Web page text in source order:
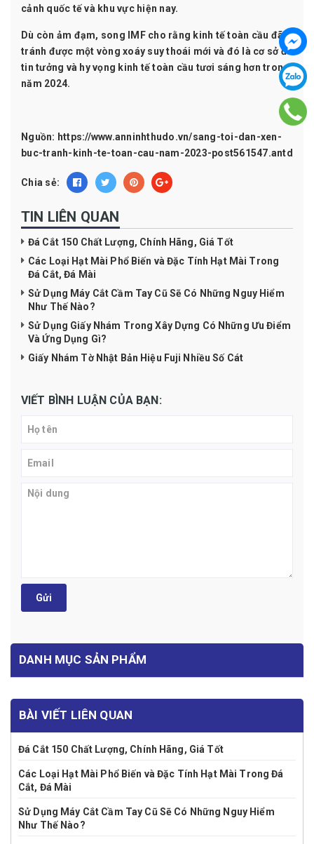
cảnh quốc tế và khu vực hiện nay.
Dù còn ảm đạm, song IMF cho rằng kinh tế toàn cầu đã
tránh được một vòng xoáy suy thoái mới và đó là cơ sở để
tin tưởng và hy vọng kinh tế toàn cầu tươi sáng hơn trong
năm 2024.
Nguồn: https://www.anninhthudo.vn/sang-toi-dan-xen-
buc-tranh-kinh-te-toan-cau-nam-2023-post561547.antd
Chia sẻ:
TIN LIÊN QUAN
Đá Cắt 150 Chất Lượng, Chính Hãng, Giá Tốt
Các Loại Hạt Mài Phổ Biến và Đặc Tính Hạt Mài Trong
Đá Cắt, Đá Mài
Sử Dụng Máy Cắt Cầm Tay Cũ Sẽ Có Những Nguy Hiểm
Như Thế Nào?
Sử Dụng Giấy Nhám Trong Xây Dựng Có Những Ưu Điểm
Và Ứng Dụng Gì?
Giấy Nhám Tờ Nhật Bản Hiệu Fuji Nhiều Số Cát
VIẾT BÌNH LUẬN CỦA BẠN:
Gửi
DANH MỤC SẢN PHẨM
BÀI VIẾT LIÊN QUAN
Đá Cắt 150 Chất Lượng, Chính Hãng, Giá Tốt
Các Loại Hạt Mài Phổ Biến và Đặc Tính Hạt Mài Trong Đá
Cắt, Đá Mài
Sử Dụng Máy Cắt Cầm Tay Cũ Sẽ Có Những Nguy Hiểm
Như Thế Nào?